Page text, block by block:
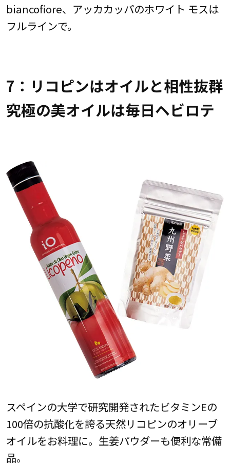
biancofiore、アッカカッパのホワイト モスは
フルラインで。
7：リコピンはオイルと相性抜群
究極の美オイルは毎日ヘビロテ
スペインの大学で研究開発されたビタミンEの
100倍の抗酸化を誇る天然リコピンのオリーブ
オイルをお料理に。生姜パウダーも便利な常備
品。